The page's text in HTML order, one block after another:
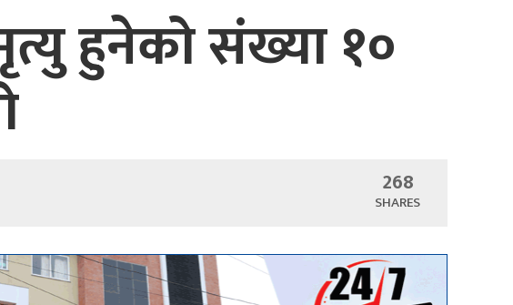
हुनेको संख्या १०
268
SHARES